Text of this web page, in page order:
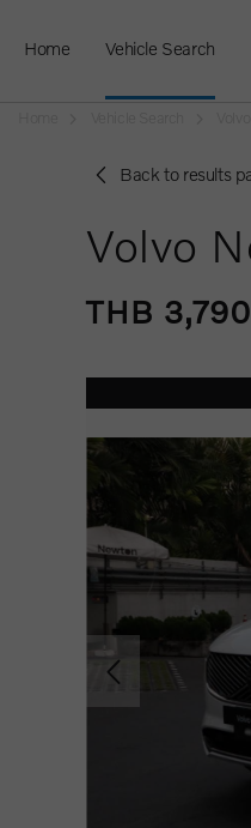
Home Vehicle Search
Back to results
Volvo
THB